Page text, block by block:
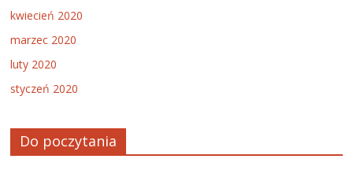
kwiecień 2020
marzec 2020
luty 2020
styczeń 2020
Do poczytania